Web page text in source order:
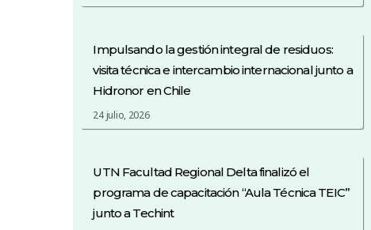
Impulsando la gestión integral de residuos:
visita técnica e intercambio internacional junto a
Hidronor en Chile
24 julio, 2026
UTN Facultad Regional Delta finalizó el
programa de capacitación “Aula Técnica TEIC”
junto a Techint